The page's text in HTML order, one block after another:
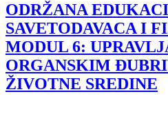
ODRŽANA
SAVETODAVACA I
MODUL 6:
ORGANSKIM
ŽIVOTNE SREDINE